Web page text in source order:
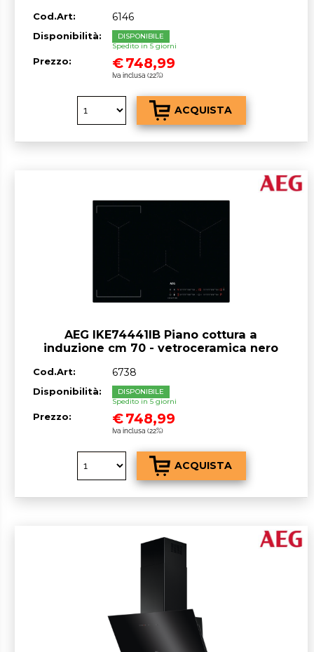
Cod.Art: 6146
Disponibilità:
DISPONIBILE
Spedito in 5 giorni
Prezzo: €748,99
Iva inclusa (22%)
AEG IKE74441IB Piano cottura a
induzione cm 70 - vetroceramica nero
Cod.Art: 6738
Disponibilità:
DISPONIBILE
Spedito in 5 giorni
Prezzo: €748,99
Iva inclusa (22%)